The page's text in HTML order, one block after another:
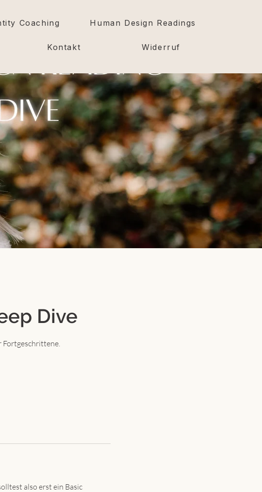
Coaching Human Design Readings
Kontakt Widerruf
Dive
Fortgeschrittene.
also erst ein Basic